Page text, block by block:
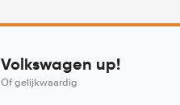
Volkswagen up!
Of gelijkwaardig